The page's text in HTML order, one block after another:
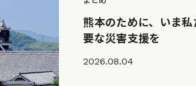
熊本のために、いま
要な災害支援を
2026.08.04